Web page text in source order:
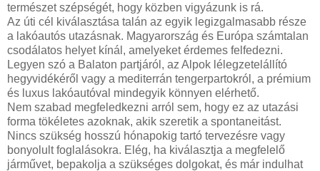
természet szépségét, hogy közben vigyázunk is rá.
Az úti cél kiválasztása talán az egyik legizgalmasabb része
a lakóautós utazásnak. Magyarország és Európa számtalan
csodálatos helyet kínál, amelyeket érdemes felfedezni.
Legyen szó a Balaton partjáról, az Alpok lélegzetelállító
hegyvidékéről vagy a mediterrán tengerpartokról, a prémium
és luxus lakóautóval mindegyik könnyen elérhető.
Nem szabad megfeledkezni arról sem, hogy ez az utazási
forma tökéletes azoknak, akik szeretik a spontaneitást.
Nincs szükség hosszú hónapokig tartó tervezésre vagy
bonyolult foglalásokra. Elég, ha kiválasztja a megfelelő
járművet, bepakolja a szükséges dolgokat, és már indulhat